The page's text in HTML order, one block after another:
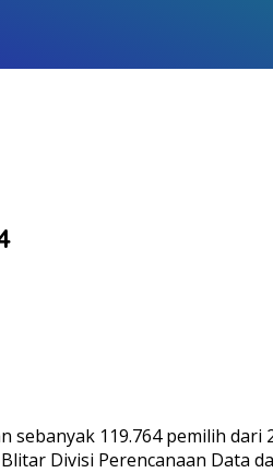
119.764 pemilih
Divisi Perencanaan